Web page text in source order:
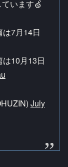
います🍏
は7月14日
は10月13日
July